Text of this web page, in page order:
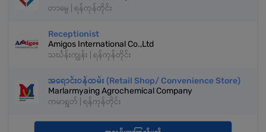
တာမွေ | ရန်ကုန်တိုင်း
Receptionist
Amigos International Co.,Ltd
သင်္ဃန်းကျွန်း | ရန်ကုန်တိုင်း
အရောင်းဝန်ထမ်း (Retail Shop/ Convenience Store)
Marlarmyaing Agrochemical Company
ကမာရွတ် | ရန်ကုန်တိုင်း